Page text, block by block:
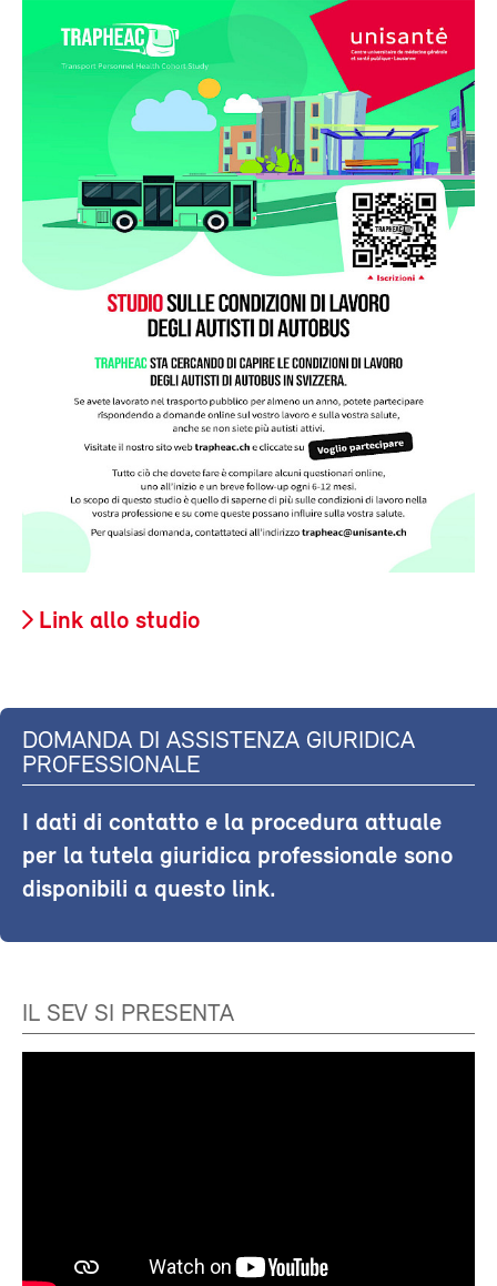
Link allo studio
DOMANDA DI ASSISTENZA GIURIDICA
PROFESSIONALE
I dati di contatto e la procedura attuale
per la tutela giuridica professionale sono
disponibili a questo link.
IL SEV SI PRESENTA